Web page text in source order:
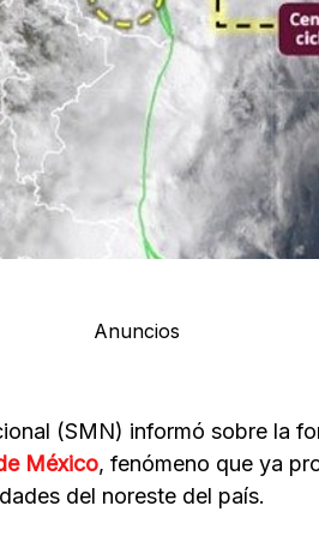
Anuncios
(SMN) informó sobre la
México, fenómeno que ya
del noreste del país.